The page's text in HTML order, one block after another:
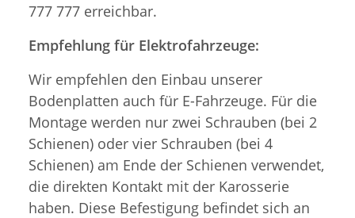
777 777 erreichbar.
Empfehlung für Elektrofahrzeuge:
Wir empfehlen den Einbau unserer
Bodenplatten auch für E-Fahrzeuge. Für die
Montage werden nur zwei Schrauben (bei 2
Schienen) oder vier Schrauben (bei 4
Schienen) am Ende der Schienen verwendet,
die direkten Kontakt mit der Karosserie
haben. Diese Befestigung befindet sich an